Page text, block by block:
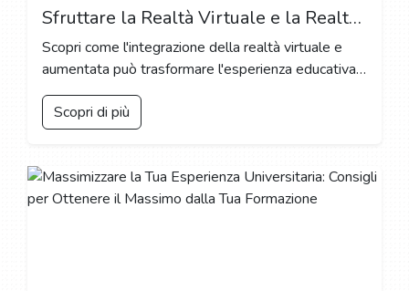
Sfruttare la Realtà Virtuale e la Realtà Aumentata nell'Educazione: Una Nuova Frontiera per l'Apprendimento Interattivo
Scopri come l'integrazione della realtà virtuale e
aumentata può trasformare l'esperienza educativa
e arricchire l'apprendimento degli studenti.
Scopri di più